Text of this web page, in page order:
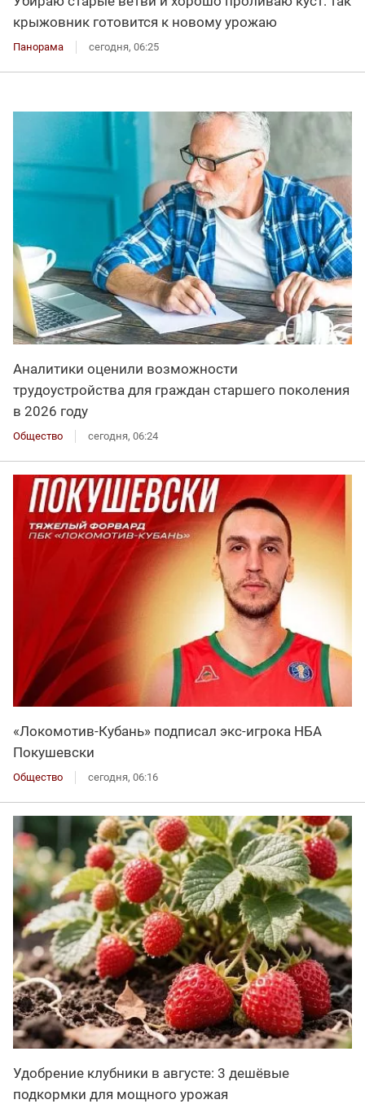
крыжовник готовится к новому урожаю
Панорама сегодня, 06:25
Аналитики оценили возможности
трудоустройства для граждан старшего поколения
в 2026 году
Общество сегодня, 06:24
«Локомотив-Кубань» подписал экс-игрока НБА
Покушевски
Общество сегодня, 06:16
Удобрение клубники в августе: 3 дешёвые
подкормки для мощного урожая